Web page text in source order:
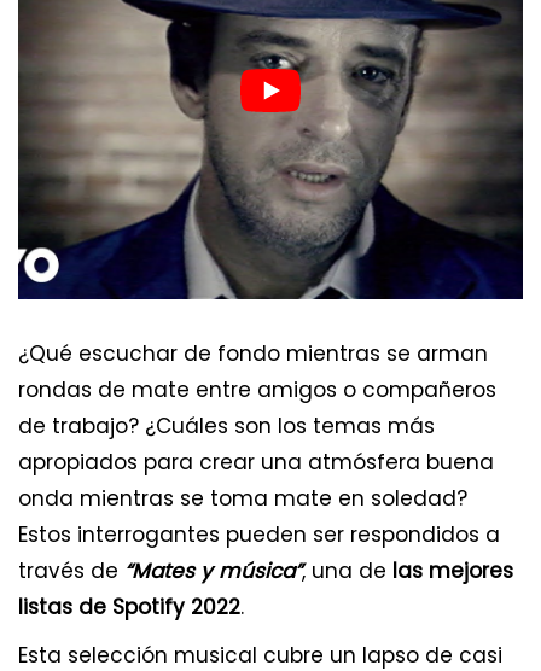
¿Qué escuchar de fondo mientras se arman
rondas de mate entre amigos o compañeros
de trabajo? ¿Cuáles son los temas más
apropiados para crear una atmósfera buena
onda mientras se toma mate en soledad?
Estos interrogantes pueden ser respondidos a
través de “Mates y música”, una de las mejores
listas de Spotify 2022.
Esta selección musical cubre un lapso de casi